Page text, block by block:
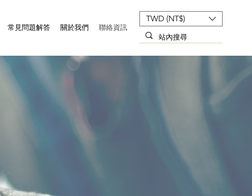
常見問題解答 關於我們 聯絡資訊
TWD (NT$)